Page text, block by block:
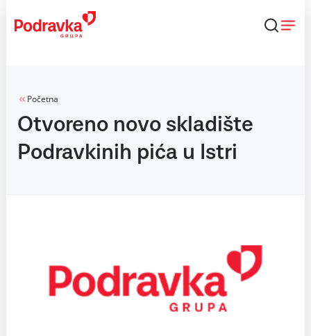
content
Početna
Otvoreno novo skladište
Podravkinih pića u Istri